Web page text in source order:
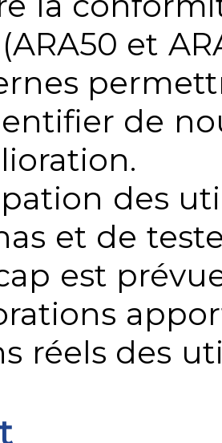
et
de
des
et de
est
réels des